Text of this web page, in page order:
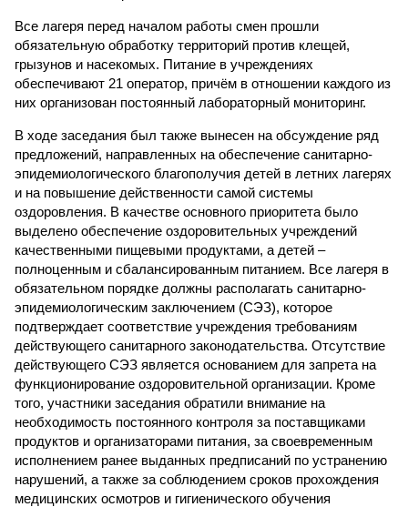
Все лагеря перед началом работы смен прошли
обязательную обработку территорий против клещей,
грызунов и насекомых. Питание в учреждениях
обеспечивают 21 оператор, причём в отношении каждого из
них организован постоянный лабораторный мониторинг.
В ходе заседания был также вынесен на обсуждение ряд
предложений, направленных на обеспечение санитарно-
эпидемиологического благополучия детей в летних лагерях
и на повышение действенности самой системы
оздоровления. В качестве основного приоритета было
выделено обеспечение оздоровительных учреждений
качественными пищевыми продуктами, а детей –
полноценным и сбалансированным питанием. Все лагеря в
обязательном порядке должны располагать санитарно-
эпидемиологическим заключением (СЭЗ), которое
подтверждает соответствие учреждения требованиям
действующего санитарного законодательства. Отсутствие
действующего СЭЗ является основанием для запрета на
функционирование оздоровительной организации. Кроме
того, участники заседания обратили внимание на
необходимость постоянного контроля за поставщиками
продуктов и организаторами питания, за своевременным
исполнением ранее выданных предписаний по устранению
нарушений, а также за соблюдением сроков прохождения
медицинских осмотров и гигиенического обучения